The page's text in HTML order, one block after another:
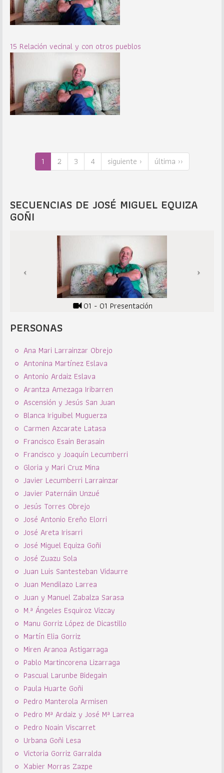
15 Relación vecinal y con otros pueblos
1 2 3 4 siguiente › última ››
SECUENCIAS DE JOSÉ MIGUEL EQUIZA
GOÑI
01 - 01 Presentación
PERSONAS
Ana Mari Larrainzar Obrejo
Antonina Martínez Eslava
Antonio Ardaiz Eslava
Arantza Amezaga Iribarren
Ascensión y Jesús San Juan
Blanca Iriguibel Muguerza
Carmen Azcarate Latasa
Francisco Esain Berasain
Francisco y Joaquín Lecumberri
Gloria y Mari Cruz Mina
Javier Lecumberri Larrainzar
Javier Paternáin Unzué
Jesús Torres Obrejo
José Antonio Ereño Elorri
José Areta Irisarri
José Miguel Equiza Goñi
José Zuazu Sola
Juan Luis Santesteban Vidaurre
Juan Mendilazo Larrea
Juan y Manuel Zabalza Sarasa
M.ª Ángeles Esquiroz Vizcay
Manu Gorriz López de Dicastillo
Martín Elia Gorriz
Miren Aranoa Astigarraga
Pablo Martincorena Lizarraga
Pascual Larunbe Bidegain
Paula Huarte Goñi
Pedro Manterola Armisen
Pedro Mª Ardaiz y José Mª Larrea
Pedro Noain Viscarret
Urbana Goñi Lesa
Victoria Gorriz Garralda
Xabier Morras Zazpe